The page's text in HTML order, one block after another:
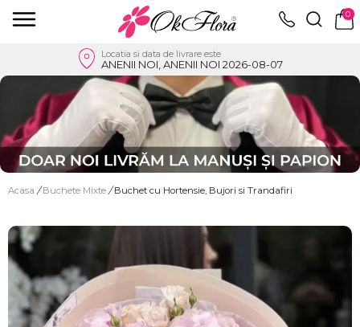
0
Locatia si data de livrare este
ANENII NOI, ANENII NOI 2026-08-07
Acasa / Buchete Mixte / Buchet cu Hortensie, Bujori si Trandafiri